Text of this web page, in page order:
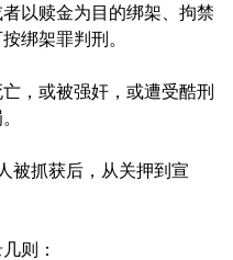
以赎金为目的绑架、拘禁
绑架罪判刑。
，或被强奸，或遭受酷刑
被抓获后，从关押到宣
则：